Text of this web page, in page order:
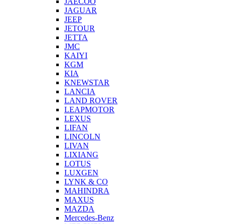
JAGUAR
JEEP
JETOUR
JETTA
JMC
KAIYI
KGM
KIA
KNEWSTAR
LANCIA
LAND ROVER
LEAPMOTOR
LEXUS
LIFAN
LINCOLN
LIVAN
LIXIANG
LOTUS
LUXGEN
LYNK & CO
MAHINDRA
MAXUS
MAZDA
Mercedes-Benz